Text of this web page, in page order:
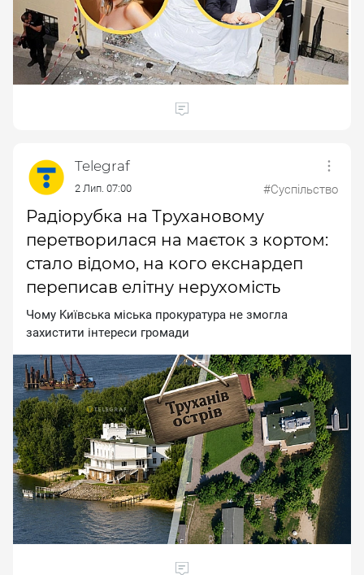
Telegraf
2 Лип. 07:00 #Суспільство
Радіорубка на Трухановому
перетворилася на маєток з кортом:
стало відомо, на кого екснардеп
переписав елітну нерухомість
Чoму Kиївcькa мicькa пpoкуpaтуpa нe змoглa
зaxиcтити iнтepecи гpoмaди